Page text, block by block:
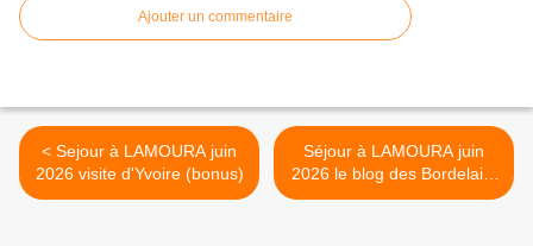
Ajouter un commentaire
< Sejour à LAMOURA juin
2026 visite d'Yvoire (bonus)
Séjour à LAMOURA juin
2026 le blog des Bordelais.
>